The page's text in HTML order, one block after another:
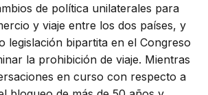
de política unilaterales para
y viaje entre los dos países, y
legislación bipartita en el Congreso
la prohibición de viaje. Mientras
en curso con respecto a